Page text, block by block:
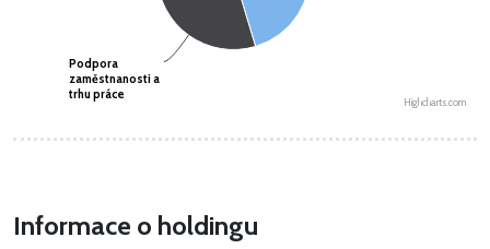
Podpora
zaměstnanosti a
trhu práce
Podpora
zaměstnanosti a
trhu práce
Highcharts.com
Informace o holdingu